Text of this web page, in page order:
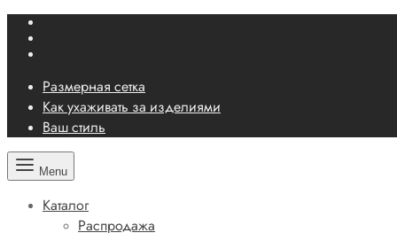
Размерная сетка
Как ухаживать за изделиями
Ваш стиль
Menu
Каталог
Распродажа